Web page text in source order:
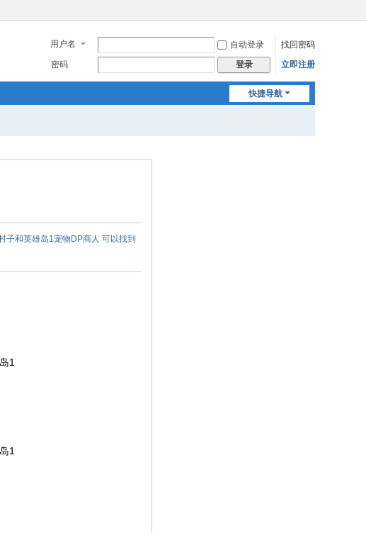
用户名 自动登录
找回密码
密码
登录 立即注册
快捷导航
子和英雄岛1宠物DP商人 可以找到
1
1